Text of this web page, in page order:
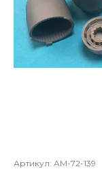
Артикул: AM-72-139